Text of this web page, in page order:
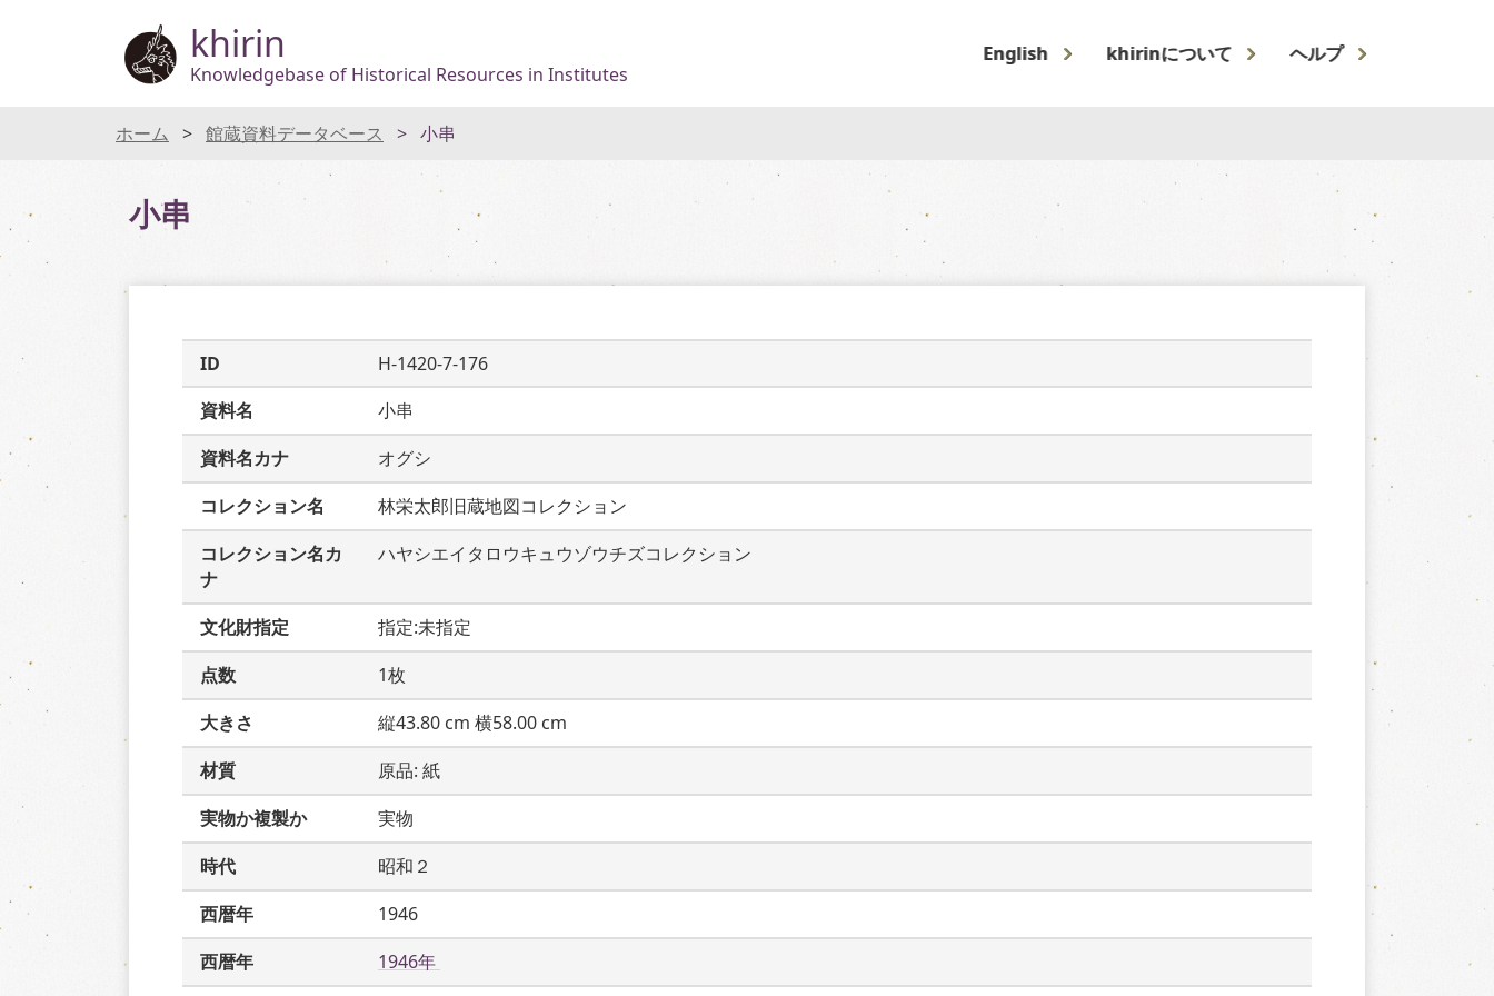
khirin
Knowledgebase of Historical Resources in Institutes
English khirinについて ヘルプ
ホーム 館蔵資料データベース 小串
小串
ID
H-1420-7-176
資料名
小串
資料名カナ
オグシ
コレクション名
林栄太郎旧蔵地図コレクション
コレクション名カ
ナ
ハヤシエイタロウキュウゾウチズコレクション
文化財指定
指定:未指定
点数
1枚
大きさ
縦43.80 cm 横58.00 cm
材質
原品: 紙
実物か複製か
実物
時代
昭和２
西暦年
1946
西暦年
1946年